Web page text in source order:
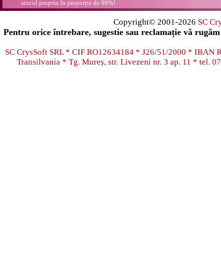
stocul propriu în proporție de 99%!
Copyright© 2001-2026 SC
Pentru orice întrebare, sugestie sau reclamație vă
SC CrysSoft SRL * CIF RO12634184 * J26/51/2000 * IBAN
Transilvania * Tg. Mureș, str. Livezeni nr. 3 ap. 11 * tel.